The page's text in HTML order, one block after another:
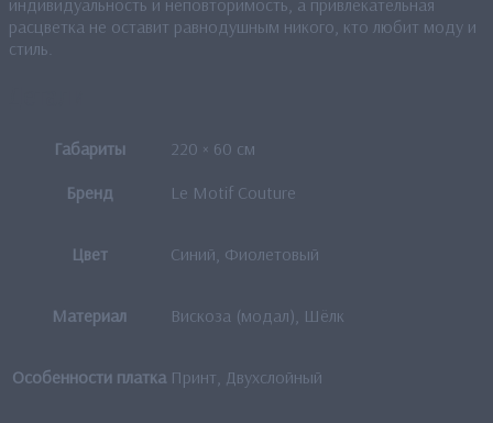
расцветка не оставит равнодушным никого, кто любит моду и
стиль.
Габариты
220 × 60 см
Бренд
Le Motif Couture
Цвет Синий, Фиолетовый
Материал Вискоза (модал), Шёлк
Особенности платка Принт, Двухслойный